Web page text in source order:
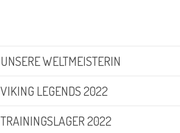
UNSERE WELTMEISTERIN
VIKING LEGENDS 2022
TRAININGSLAGER 2022